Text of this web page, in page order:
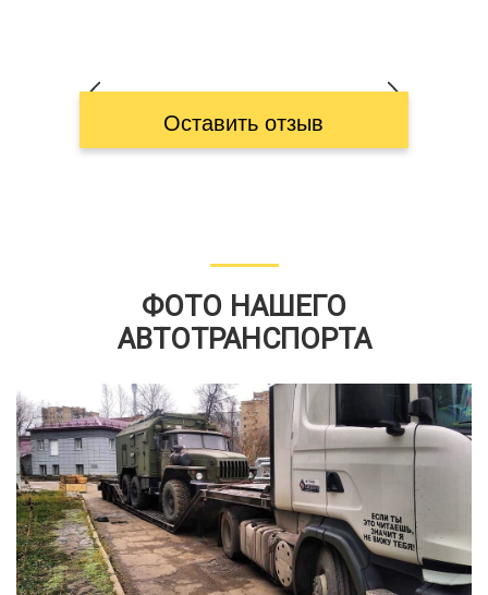
Оставить отзыв
ФОТО НАШЕГО
АВТОТРАНСПОРТА